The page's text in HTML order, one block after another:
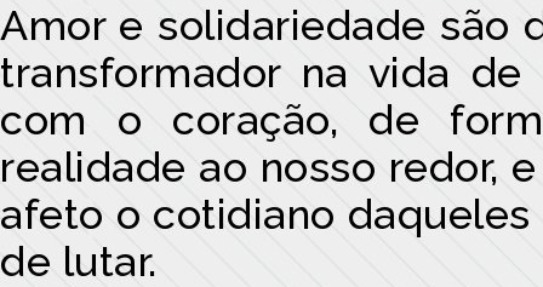
Amor e solidariedade são
transformador na vida
com o coração, de
realidade ao nosso redor,
afeto o cotidiano
de lutar.